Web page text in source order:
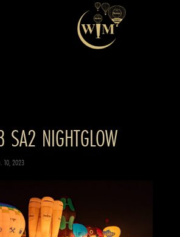
NIGHTGLOW
10, 2023